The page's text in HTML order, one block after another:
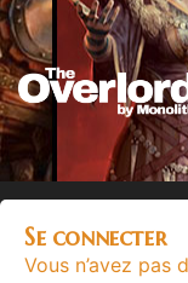
Se connecter
Vous n’avez pas